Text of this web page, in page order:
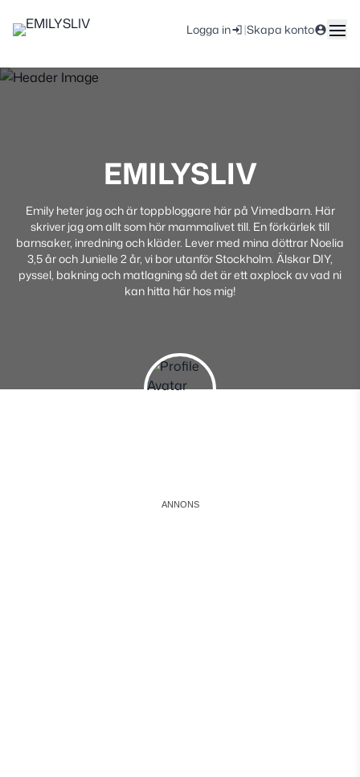
Logga in |Skapa konto
EMILYSLIV
Emily heter jag och är toppbloggare här på Vimedbarn. Här
skriver jag om allt som hör mammalivet till. En förkärlek till
barnsaker, inredning och kläder. Lever med mina döttrar Noelia
3,5 år och Junielle 2 år, vi bor utanför Stockholm. Älskar DIY,
pyssel, bakning och matlagning så det är ett axplock av vad ni
kan hitta här hos mig!